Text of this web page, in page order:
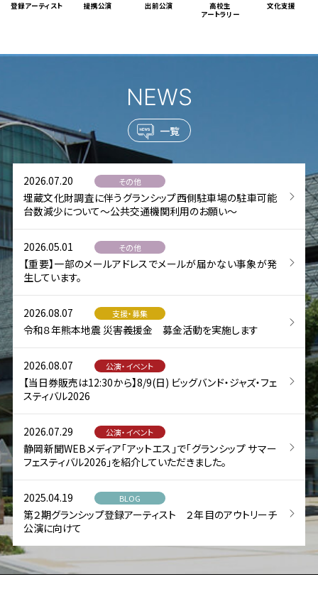
登録アーティスト 提携公演 出前公演
高校生
アートラリー
文化支援
NEWS
一覧
2026.07.20 その他
埋蔵文化財調査に伴うグランシップ西側駐車場の駐車可能
台数減少について～公共交通機関利用のお願い～
2026.05.01 その他
【重要】一部のメールアドレスでメールが届かない事象が発
生しています。
2026.08.07 支援・募集
令和８年熊本地震 災害義援金 募金活動を実施します
2026.08.07 公演・イベント
【当日券販売は12:30から】8/9(日) ビッグバンド・ジャズ・フェ
スティバル2026
2026.07.29 公演・イベント
静岡新聞WEBメディア「アットエス」で「グランシップ サマー
フェスティバル2026」を紹介していただきました。
2025.04.19 BLOG
第２期グランシップ登録アーティスト ２年目のアウトリーチ
公演に向けて